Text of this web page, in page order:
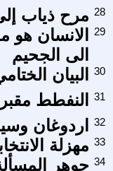
مرح ذياب 28
الانسان هو
الى الجحيم
29
البيان الختامي لقاء 13-14 فبراير 30
النفطط مقبر 31
اردوغان
32
مهزلة 33
جوهر 34